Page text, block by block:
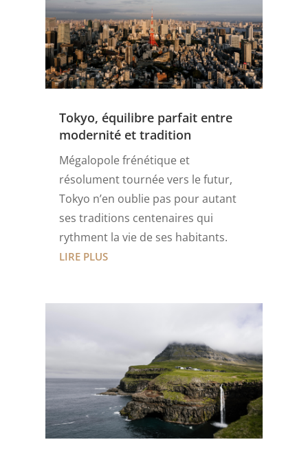
Tokyo, équilibre parfait entre
modernité et tradition
Mégalopole frénétique et
résolument tournée vers le futur,
Tokyo n’en oublie pas pour autant
ses traditions centenaires qui
rythment la vie de ses habitants.
LIRE PLUS